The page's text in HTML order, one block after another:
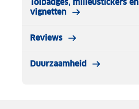
Tolbadges, milieustickers en
vignetten
Reviews
Duurzaamheid